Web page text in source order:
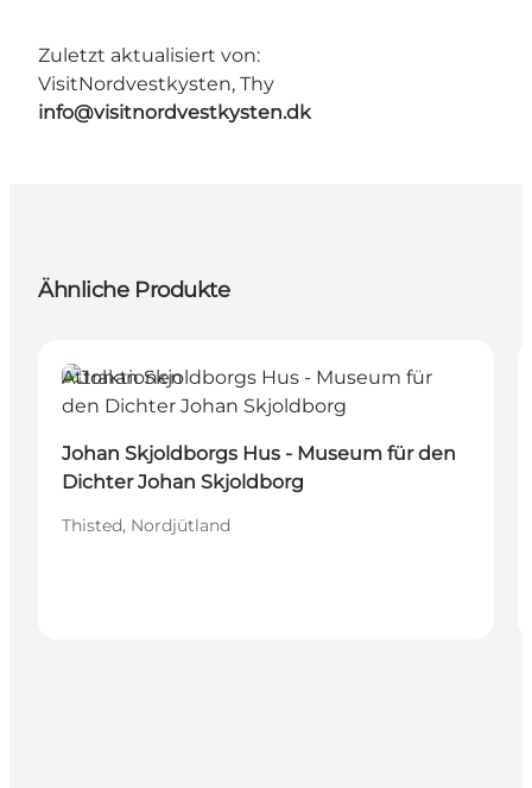
Zuletzt aktualisiert von:
VisitNordvestkysten, Thy
info@visitnordvestkysten.dk
Ähnliche Produkte
Attraktionen
Johan Skjoldborgs Hus - Museum für den
Dichter Johan Skjoldborg
Thisted, Nordjütland